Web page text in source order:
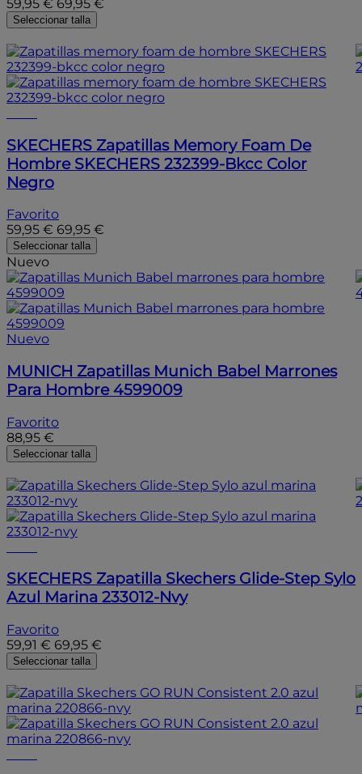
59,95 € 69,95 €
Seleccionar talla
SKECHERS Zapatillas Memory Foam De
Hombre SKECHERS 232399-Bkcc Color
Negro
Favorito
59,95 € 69,95 €
Seleccionar talla
Nuevo
Nuevo
MUNICH Zapatillas Munich Babel Marrones
Para Hombre 4599009
Favorito
88,95 €
Seleccionar talla
SKECHERS Zapatilla Skechers Glide-Step Sylo
Azul Marina 233012-Nvy
Favorito
59,91 € 69,95 €
Seleccionar talla